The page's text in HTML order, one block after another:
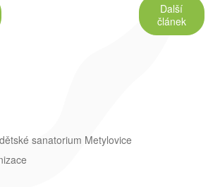
Další
článek
sanatorium Metylovice